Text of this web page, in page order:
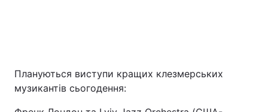
Плануються виступи кращих клезмерських
музикантів сьогодення: